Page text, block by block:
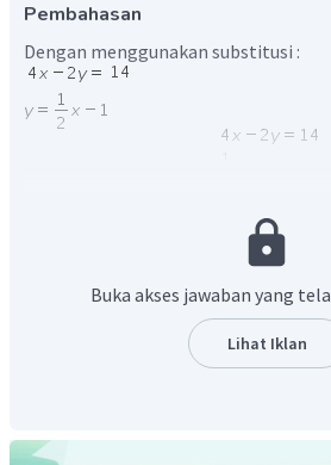
Pembahasan
Dengan menggunakan substitusi :
Jadi, Himpunan penyelesaian adalah
Buka akses jawaban yang
Lihat Iklan